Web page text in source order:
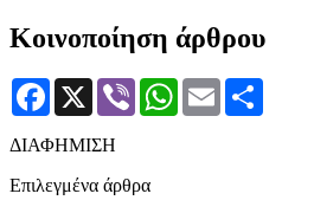
Κοινοποίηση άρθρου
Facebook
X Viber WhatsApp
Email
ΔΙΑΦΗΜΙΣΗ
Επιλεγμένα άρθρα